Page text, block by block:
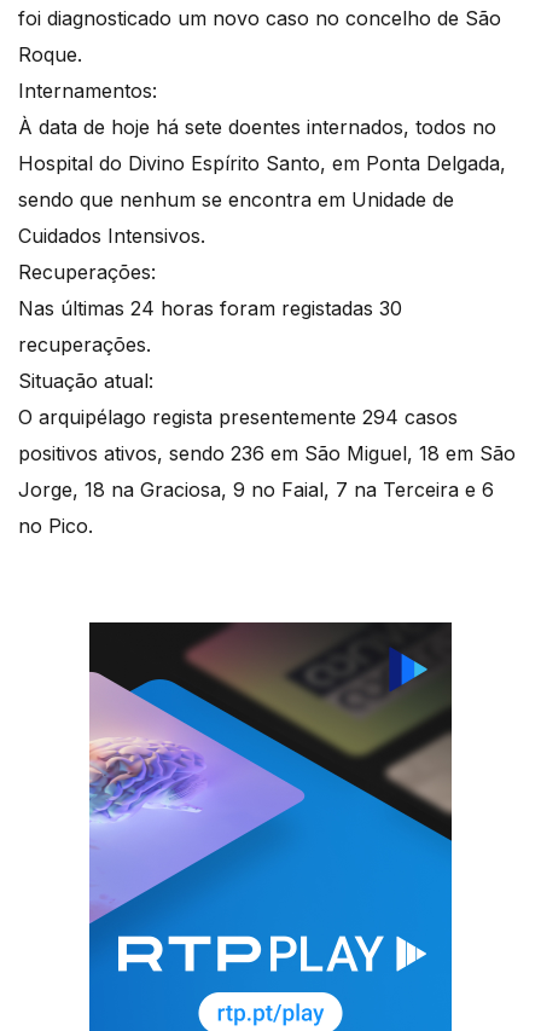
foi diagnosticado um novo caso no concelho de São
Roque.
Internamentos:
À data de hoje há sete doentes internados, todos no
Hospital do Divino Espírito Santo, em Ponta Delgada,
sendo que nenhum se encontra em Unidade de
Cuidados Intensivos.
Recuperações:
Nas últimas 24 horas foram registadas 30
recuperações.
Situação atual:
O arquipélago regista presentemente 294 casos
positivos ativos, sendo 236 em São Miguel, 18 em São
Jorge, 18 na Graciosa, 9 no Faial, 7 na Terceira e 6
no Pico.